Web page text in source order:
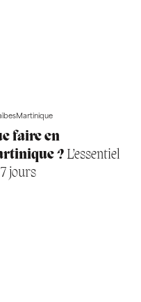
Martinique
faire en
?L’essentiel
jours